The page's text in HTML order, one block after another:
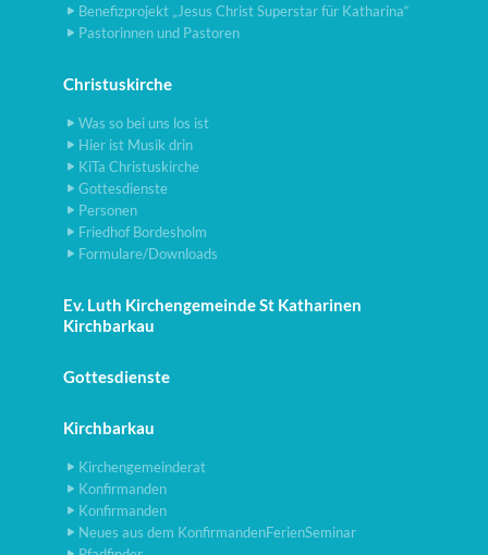
Benefizprojekt „Jesus Christ Superstar für Katharina“
Pastorinnen und Pastoren
Christuskirche
Was so bei uns los ist
Hier ist Musik drin
KiTa Christuskirche
Gottesdienste
Personen
Friedhof Bordesholm
Formulare/Downloads
Ev. Luth Kirchengemeinde St Katharinen
Kirchbarkau
Gottesdienste
Kirchbarkau
Kirchengemeinderat
Konfirmanden
Konfirmanden
Neues aus dem KonfirmandenFerienSeminar